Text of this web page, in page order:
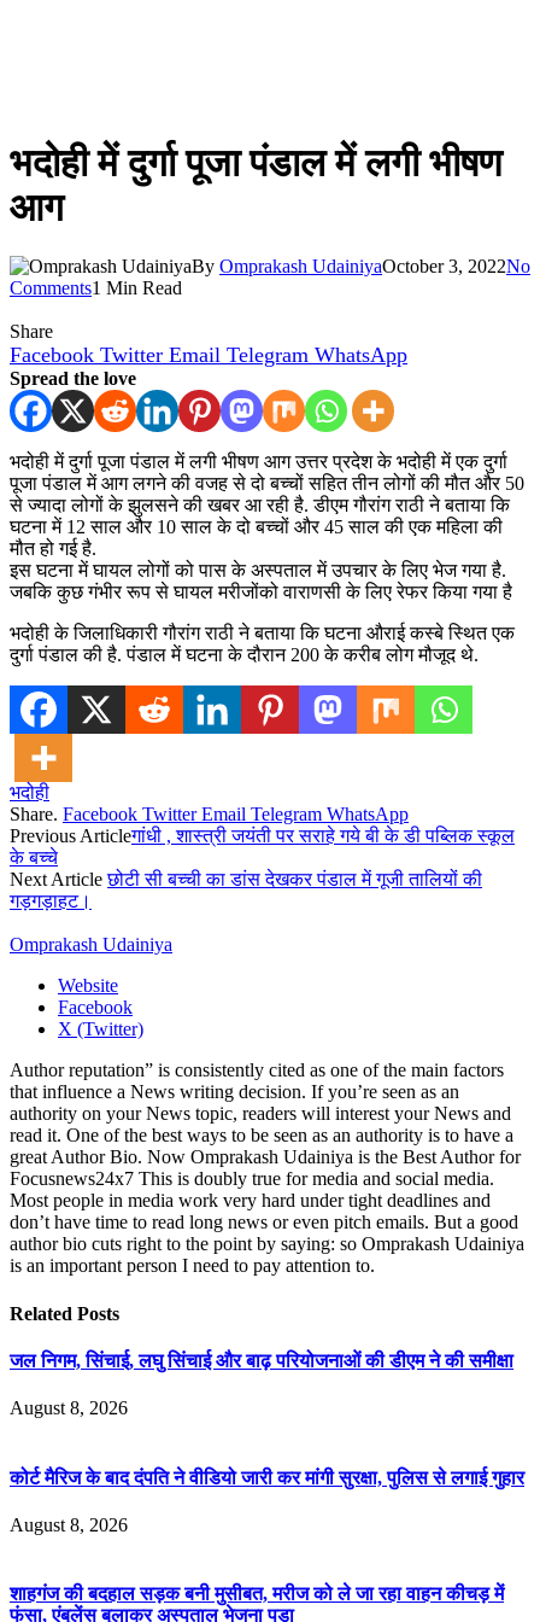
भदोही में दुर्गा पूजा पंडाल में लगी भीषण
आग
By Omprakash UdainiyaOctober 3, 2022No
Comments1 Min Read
Share
Facebook Twitter Email Telegram WhatsApp
Spread the love
भदोही में दुर्गा पूजा पंडाल में लगी भीषण आग उत्तर प्रदेश के भदोही में एक दुर्गा
पूजा पंडाल में आग लगने की वजह से दो बच्चों सहित तीन लोगों की मौत और 50
से ज्यादा लोगों के झुलसने की खबर आ रही है. डीएम गौरांग राठी ने बताया कि
घटना में 12 साल और 10 साल के दो बच्चों और 45 साल की एक महिला की
मौत हो गई है.
इस घटना में घायल लोगों को पास के अस्पताल में उपचार के लिए भेज गया है.
जबकि कुछ गंभीर रूप से घायल मरीजोंको वाराणसी के लिए रेफर किया गया है
भदोही के जिलाधिकारी गौरांग राठी ने बताया कि घटना औराई कस्बे स्थित एक
दुर्गा पंडाल की है. पंडाल में घटना के दौरान 200 के करीब लोग मौजूद थे.
भदोही
Share. Facebook Twitter Email Telegram WhatsApp
Previous Articleगांधी , शास्त्री जयंती पर सराहे गये बी के डी पब्लिक स्कूल
के बच्चे
Next Articleछोटी सी बच्ची का डांस देखकर पंडाल में गूजी तालियों की
गड़गड़ाहट।
Omprakash Udainiya
Website
Facebook
X (Twitter)
Author reputation” is consistently cited as one of the main factors
that influence a News writing decision. If you’re seen as an
authority on your News topic, readers will interest your News and
read it. One of the best ways to be seen as an authority is to have a
great Author Bio. Now Omprakash Udainiya is the Best Author for
Focusnews24x7 This is doubly true for media and social media.
Most people in media work very hard under tight deadlines and
don’t have time to read long news or even pitch emails. But a good
author bio cuts right to the point by saying: so Omprakash Udainiya
is an important person I need to pay attention to.
Related Posts
जल निगम, सिंचाई, लघु सिंचाई और बाढ़ परियोजनाओं की डीएम ने की समीक्षा
August 8, 2026
कोर्ट मैरिज के बाद दंपति ने वीडियो जारी कर मांगी सुरक्षा, पुलिस से लगाई गुहार
August 8, 2026
शाहगंज की बदहाल सड़क बनी मुसीबत, मरीज को ले जा रहा वाहन कीचड़ में
फंसा, एंबुलेंस बुलाकर अस्पताल भेजना पड़ा